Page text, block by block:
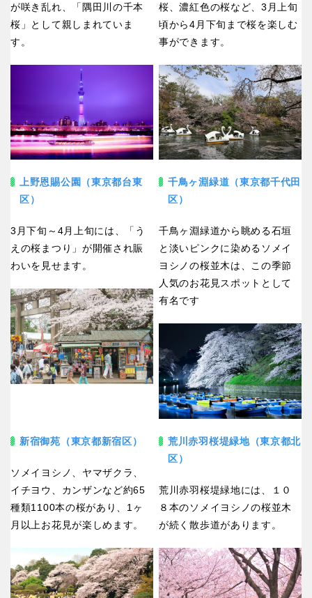
が咲き乱れ、「隅田川の千本
桜」として親しまれていま
す。
桜、濃紅色の桜など、3月上旬
頃から4月下旬まで桜を楽しむ
事ができます。
上野恩賜公園（東京都台東
区）
3月下旬～4月上旬には、「う
えの桜まつり」が開催され賑
わいを見せます。
千鳥ヶ淵緑道（東京都千代田
区）
千鳥ヶ淵緑道から眺める石垣
と淡いピンクに染めるソメイ
ヨシノの桜並木は、この季節
人気のお花見スポットとして
有名です
新宿御苑（東京都新宿区）
ソメイヨシノ、ヤマザクラ、
イチヨウ、カンザンなど約65
種類1100本の桜があり、1ヶ
月以上お花見が楽しめます。
荒川赤羽桜堤緑地（東京都北
区）
荒川赤羽桜堤緑地には、１０
８本のソメイヨシノの桜並木
が続く散歩道があります。